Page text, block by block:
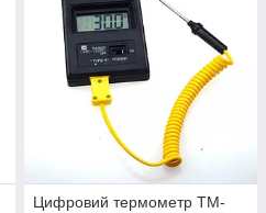
Цифровий термометр TM-